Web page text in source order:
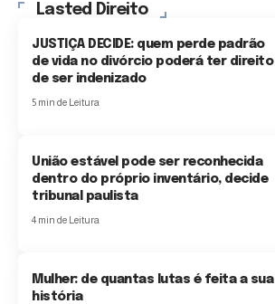
Lasted Direito
JUSTIÇA DECIDE: quem perde padrão
de vida no divórcio poderá ter direito
de ser indenizado
5 min de Leitura
União estável pode ser reconhecida
dentro do próprio inventário, decide
tribunal paulista
4 min de Leitura
Mulher: de quantas lutas é feita a sua
história